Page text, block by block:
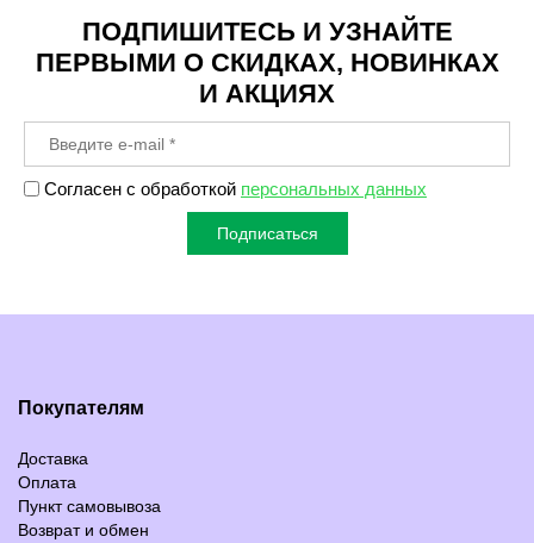
ПОДПИШИТЕСЬ И УЗНАЙТЕ
ПЕРВЫМИ О СКИДКАХ, НОВИНКАХ
И АКЦИЯХ
Согласен с обработкой персональных данных
Подписаться
Покупателям
Доставка
Оплата
Пункт самовывоза
Возврат и обмен